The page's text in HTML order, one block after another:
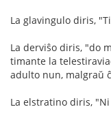
La glavingulo diris,
La derviŝo diris, "do
timante la
adulto nun, malgraŭ
La elstratino diris,